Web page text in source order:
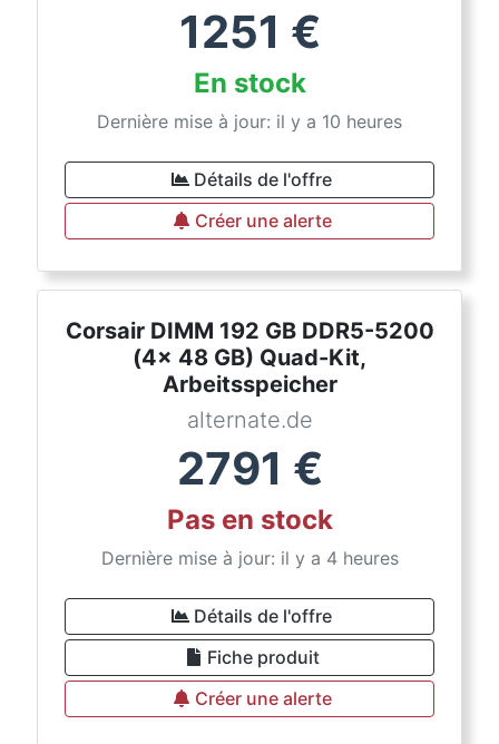
1251 €
En stock
Dernière mise à jour: il y a 10 heures
Détails de l'offre
Créer une alerte
Corsair DIMM 192 GB DDR5-5200
(4x 48 GB) Quad-Kit,
Arbeitsspeicher
alternate.de
2791 €
Pas en stock
Dernière mise à jour: il y a 4 heures
Détails de l'offre
Fiche produit
Créer une alerte